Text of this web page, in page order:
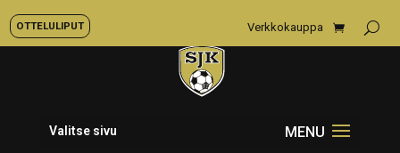
OTTELULIPUT Verkkokauppa
Valitse sivu